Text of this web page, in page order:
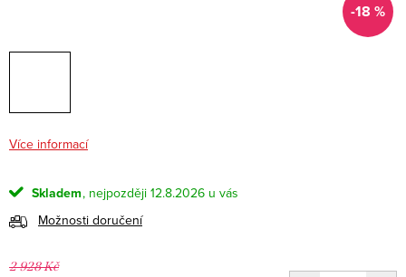
-18 %
Více informací
Skladem
12.8.2026
Možnosti doručení
2 928 Kč